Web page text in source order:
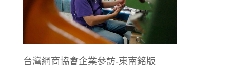
台灣網商協會企業參訪-東南銘版